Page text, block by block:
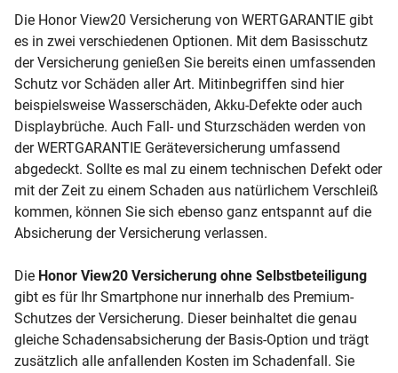
Die Honor View20 Versicherung von WERTGARANTIE gibt
es in zwei verschiedenen Optionen. Mit dem Basisschutz
der Versicherung genießen Sie bereits einen umfassenden
Schutz vor Schäden aller Art. Mitinbegriffen sind hier
beispielsweise Wasserschäden, Akku-Defekte oder auch
Displaybrüche. Auch Fall- und Sturzschäden werden von
der WERTGARANTIE Geräteversicherung umfassend
abgedeckt. Sollte es mal zu einem technischen Defekt oder
mit der Zeit zu einem Schaden aus natürlichem Verschleiß
kommen, können Sie sich ebenso ganz entspannt auf die
Absicherung der Versicherung verlassen.
Die Honor View20 Versicherung ohne Selbstbeteiligung
gibt es für Ihr Smartphone nur innerhalb des Premium-
Schutzes der Versicherung. Dieser beinhaltet die genau
gleiche Schadensabsicherung der Basis-Option und trägt
zusätzlich alle anfallenden Kosten im Schadenfall. Sie